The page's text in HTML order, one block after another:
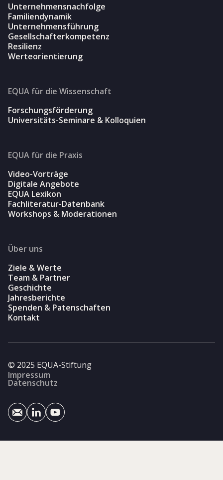
Unternehmensnachfolge
Familiendynamik
Unternehmensführung
Gesellschafterkompetenz
Resilienz
Werteorientierung
EQUA für die Wissenschaft
Forschungsförderung
Universitäts-Seminare & Kolloquien
EQUA für die Praxis
Video-Vorträge
Digitale Angebote
EQUA Lexikon
Fachliteratur-Datenbank
Workshops & Moderationen
Über uns
Ziele & Werte
Team & Partner
Geschichte
Jahresberichte
Spenden & Patenschaften
Kontakt
© 2025 EQUA-Stiftung
Impressum
Datenschutz